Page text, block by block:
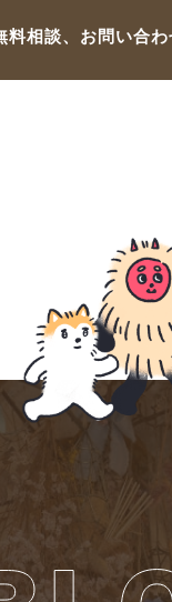
料相談、お問い合